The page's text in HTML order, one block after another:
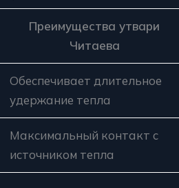
Преимущества утвари
Читаева
Обеспечивает длительное
удержание тепла
Максимальный контакт с
источником тепла